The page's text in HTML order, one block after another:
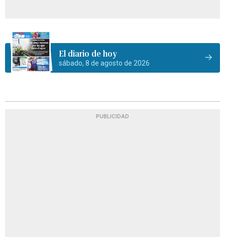
El diario de hoy
sábado, 8 de agosto de 2026
PUBLICIDAD